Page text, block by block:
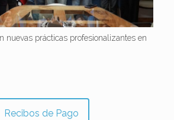
nuevas prácticas profesionalizantes en
Recibos de Pago